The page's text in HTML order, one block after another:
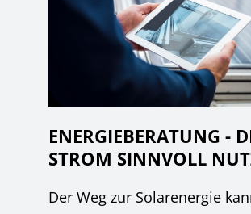
ENERGIEBERATUNG -
STROM SINNVOLL
Der Weg zur Solarenergie